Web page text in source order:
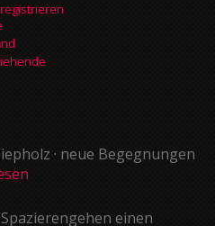
· neue Begegnungen
einen